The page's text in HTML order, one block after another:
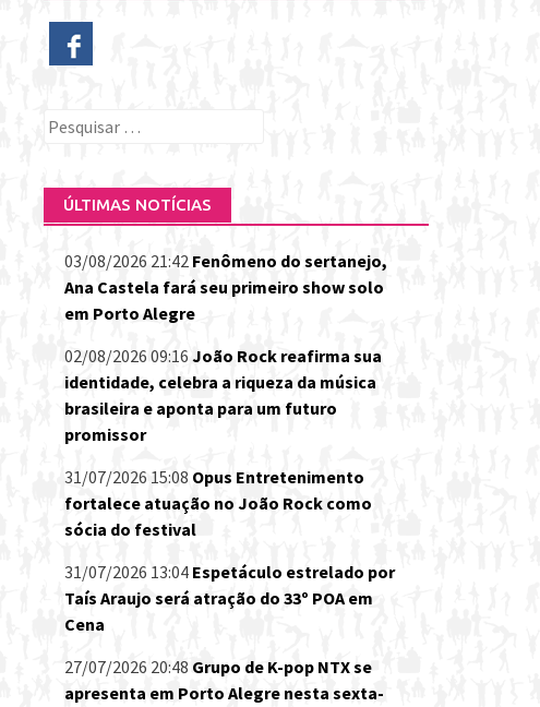
Pesquisar
ÚLTIMAS NOTÍCIAS
03/08/2026 21:42 Fenômeno do sertanejo,
Ana Castela fará seu primeiro show solo
em Porto Alegre
02/08/2026 09:16 João Rock reafirma sua
identidade, celebra a riqueza da música
brasileira e aponta para um futuro
promissor
31/07/2026 15:08 Opus Entretenimento
fortalece atuação no João Rock como
sócia do festival
31/07/2026 13:04 Espetáculo estrelado por
Taís Araujo será atração do 33º POA em
Cena
27/07/2026 20:48 Grupo de K-pop NTX se
apresenta em Porto Alegre nesta sexta-